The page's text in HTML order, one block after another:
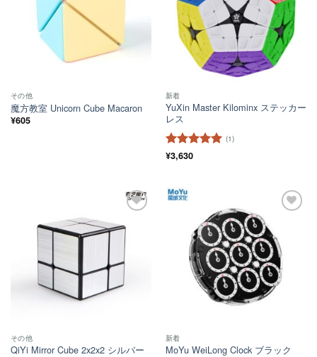
その他
魔方教室 Unicorn Cube Macaron
¥605
新着
YuXin Master Kilominx ステッカー
レス
5段階中
(1)
¥3,630
その他
QiYi Mirror Cube 2x2x2 シルバー
新着
MoYu WeiLong Clock ブラック